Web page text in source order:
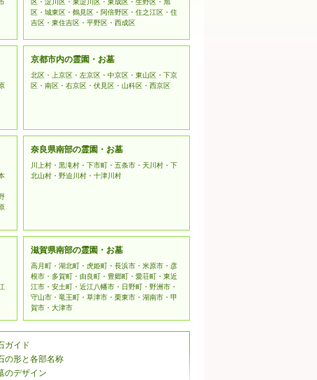
区・淀川区・東淀川区・東成区・生野区・旭
区・城東区・鶴見区・阿倍野区・住之江区・住
吉区・東住吉区・平野区・西成区
京都市内の霊園・お墓
北区・上京区・左京区・中京区・東山区・下京
区・南区・右京区・伏見区・山科区・西京区
奈良県南部の霊園・お墓
川上村・黒滝村・下市町・五条市・天川村・下
北山村・野迫川村・十津川村
滋賀県南部の霊園・お墓
高月町・湖北町・虎姫町・長浜市・米原市・彦
根市・多賀町・由良町・豊郷町・愛荘町・東近
江市・安土町・近江八幡市・日野町・野洲市・
守山市・竜王町・草津市・栗東市・湖南市・甲
賀市・大津市
ガイド
の形と各部名称
のデザイン